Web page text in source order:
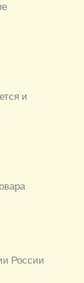
и
России